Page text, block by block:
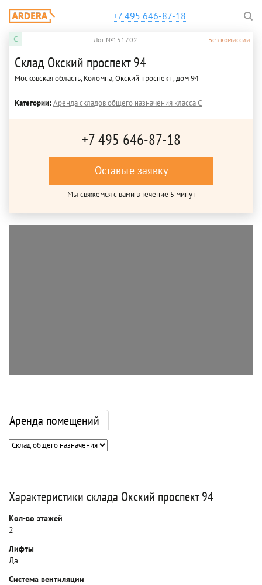
+7 495 646-87-18
C Лот №151702 Без комиссии
Склад Окский проспект 94
Московская область, Коломна, Окский проспект , дом 94
Категории:Аренда складов общего назначения класса C
+7 495 646-87-18
Оставьте заявку
Мы свяжемся с вами в течение 5 минут
Аренда помещений
Характеристики склада Окский проспект 94
Кол-во этажей
2
Лифты
Да
Система вентиляции